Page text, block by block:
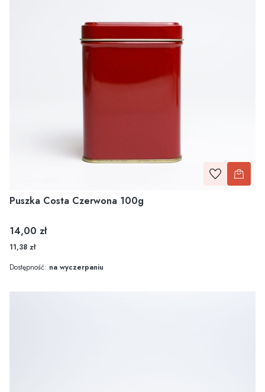
Puszka Costa Czerwona 100g
Cena
14,00 zł
11,38 zł
Dostępność: na wyczerpaniu